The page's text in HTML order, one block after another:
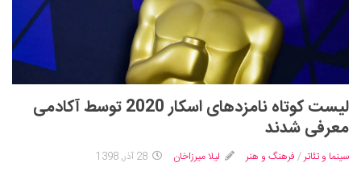
لیست کوتاه نامزدهای اسکار 2020 توسط آکادمی
معرفی شدند
سینما و تئاتر/ فرهنگ و هنر لیلا میرزاخان 28 آذر, 1398